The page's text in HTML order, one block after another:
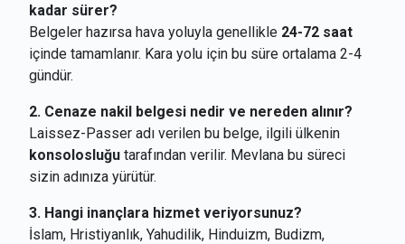
kadar sürer?
Belgeler hazırsa hava yoluyla genellikle 24-72 saat
içinde tamamlanır. Kara yolu için bu süre ortalama 2-4
gündür.
2. Cenaze nakil belgesi nedir ve nereden alınır?
Laissez-Passer adı verilen bu belge, ilgili ülkenin
konsolosluğu tarafından verilir. Mevlana bu süreci
sizin adınıza yürütür.
3. Hangi inançlara hizmet veriyorsunuz?
İslam, Hristiyanlık, Yahudilik, Hinduizm, Budizm,